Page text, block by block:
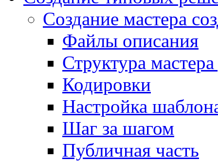
Создание мастера
Файлы описания
Структура
Кодировки
Настройка
Шаг за шагом
Публичная часть